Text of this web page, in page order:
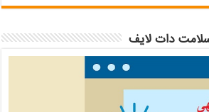
دات لایف